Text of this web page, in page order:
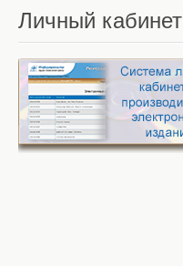
Личный кабинет